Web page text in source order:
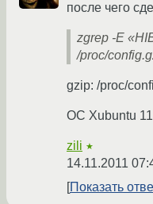
после чего
zgrep -E
/proc/
gzip: /proc/
OC Xubuntu
zili ★
14.11.2011
Показать